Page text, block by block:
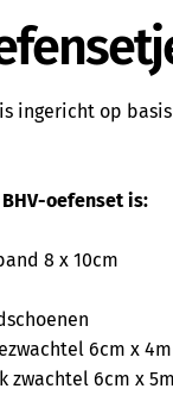
ingericht op
oefenset is:
8 x 10cm
6cm x 4m
zwachtel 6cm x